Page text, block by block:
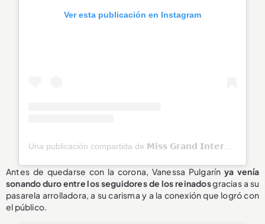
Ver esta publicación en Instagram
Antes de quedarse con la corona, Vanessa Pulgarínya venía
sonando duro entre los seguidores de los reinadosgracias a su
pasarela arrolladora, a su carisma y a la conexión que logró con
el público.